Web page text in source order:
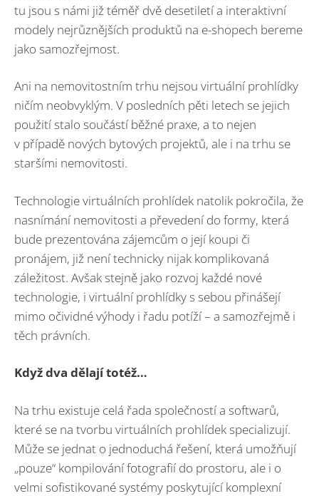
tu jsou s námi již téměř dvě desetiletí a interaktivní
modely nejrůznějších produktů na e-shopech bereme
jako samozřejmost.
Ani na nemovitostním trhu nejsou virtuální prohlídky
ničím neobvyklým. V posledních pěti letech se jejich
použití stalo součástí běžné praxe, a to nejen
v případě nových bytových projektů, ale i na trhu se
staršími nemovitosti.
Technologie virtuálních prohlídek natolik pokročila, že
nasnímání nemovitosti a převedení do formy, která
bude prezentována zájemcům o její koupi či
pronájem, již není technicky nijak komplikovaná
záležitost. Avšak stejně jako rozvoj každé nové
technologie, i virtuální prohlídky s sebou přinášejí
mimo očividné výhody i řadu potíží – a samozřejmě i
těch právních.
Když dva dělají totéž…
Na trhu existuje celá řada společností a softwarů,
které se na tvorbu virtuálních prohlídek specializují.
Může se jednat o jednoduchá řešení, která umožňují
„pouze“ kompilování fotografií do prostoru, ale i o
velmi sofistikované systémy poskytující komplexní